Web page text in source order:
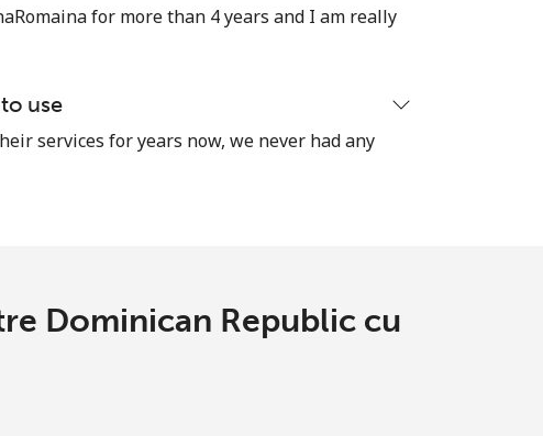
for more than 4 years and I am really
use
services for years now, we never had any
Dominican Republic cu